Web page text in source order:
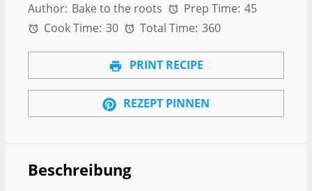
Author: Bake to the roots Prep Time: 45
Cook Time: 30 Total Time: 360
PRINT RECIPE
REZEPT PINNEN
Beschreibung